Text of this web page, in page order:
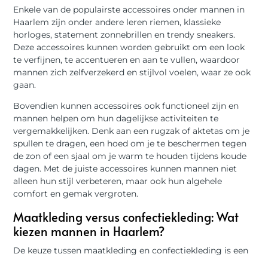
Enkele van de populairste accessoires onder mannen in
Haarlem zijn onder andere leren riemen, klassieke
horloges, statement zonnebrillen en trendy sneakers.
Deze accessoires kunnen worden gebruikt om een ​​look
te verfijnen, te accentueren en aan te vullen, waardoor
mannen zich zelfverzekerd en stijlvol voelen, waar ze ook
gaan.
Bovendien kunnen accessoires ook functioneel zijn en
mannen helpen om hun dagelijkse activiteiten te
vergemakkelijken. Denk aan een rugzak of aktetas om je
spullen te dragen, een hoed om je te beschermen tegen
de zon of een sjaal om je warm te houden tijdens koude
dagen. Met de juiste accessoires kunnen mannen niet
alleen hun stijl verbeteren, maar ook hun algehele
comfort en gemak vergroten.
Maatkleding versus confectiekleding: Wat
kiezen mannen in Haarlem?
De keuze tussen maatkleding en confectiekleding is een